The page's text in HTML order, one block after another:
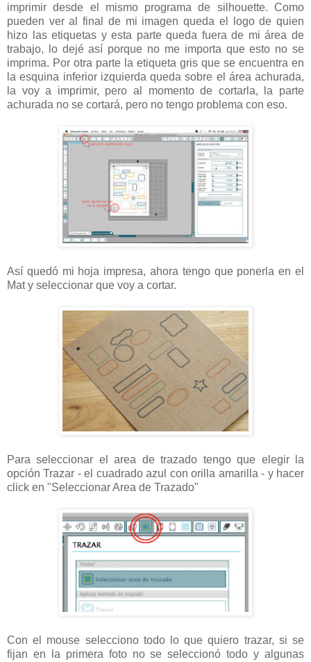
imprimir desde el mismo programa de silhouette. Como
pueden ver al final de mi imagen queda el logo de quien
hizo las etiquetas y esta parte queda fuera de mi área de
trabajo, lo dejé así porque no me importa que esto no se
imprima. Por otra parte la etiqueta gris que se encuentra en
la esquina inferior izquierda queda sobre el área achurada,
la voy a imprimir, pero al momento de cortarla, la parte
achurada no se cortará, pero no tengo problema con eso.
Así quedó mi hoja impresa, ahora tengo que ponerla en el
Mat y seleccionar que voy a cortar.
Para seleccionar el area de trazado tengo que elegir la
opción Trazar - el cuadrado azul con orilla amarilla - y hacer
click en "Seleccionar Area de Trazado"
Con el mouse selecciono todo lo que quiero trazar, si se
fijan en la primera foto no se seleccionó todo y algunas